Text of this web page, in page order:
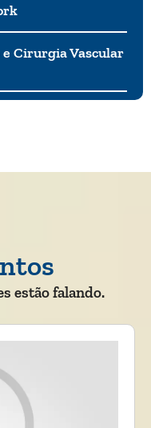
Cirurgia Vascular
estão falando.